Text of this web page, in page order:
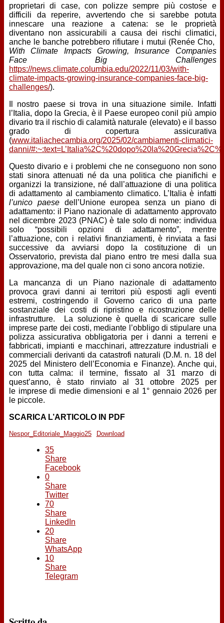
proprietari di case, con polizze sempre più costose e
difficili da reperire, avvertendo che si sarebbe potuta
innescare una reazione a catena: se le proprietà
diventano non assicurabili a causa dei rischi climatici,
anche le banche potrebbero rifiutare i mutui (Renée Cho,
With Climate Impacts Growing, Insurance Companies
Face Big Challenges
https://news.climate.columbia.edu/2022/11/03/with-
climate-impacts-growing-insurance-companies-face-big-
challenges/).
Il nostro paese si trova in una situazione simile. Infatti
l’Italia, dopo la Grecia, è il Paese europeo conil più ampio
divario tra il rischio di calamità naturale (elevato) e il basso
grado di copertura assicurativa
(www.italiachecambia.org/2025/02/cambiamenti-climatici-
danni/
Questo divario e i problemi che ne conseguono non sono
stati sinora attenuati né da una politica che pianifichi e
organizzi la transizione, né dall’attuazione di una politica
di adattamento al cambiamento climatico. L’Italia è infatti
l’unico paesedell’Unione europea senza un piano di
adattamento: il Piano nazionale di adattamento approvato
nel dicembre 2023 (PNAC) è tale solo di nome: individua
solo “possibili opzioni di adattamento”, mentre
l’attuazione, con i relativi finanziamenti, è rinviata a fasi
successive da avviarsi dopo la costituzione di un
Osservatorio, prevista dal piano entro tre mesi dalla sua
approvazione, ma del quale non ci sono ancora notizie.
La mancanza di un Piano nazionale di adattamento
provoca gravi danni ai territori più esposti agli eventi
estremi, costringendo il Governo carico di una parte
sostanziale dei costi di ripristino e ricostruzione delle
infrastrutture. La soluzione è quella di scaricare sulle
imprese parte dei costi, mediante l’obbligo di stipulare una
polizza assicurativa obbligatoria per i danni a terreni e
fabbricati, impianti e macchinari, attrezzature industriali e
commerciali derivanti da catastrofi naturali (D.M. n. 18 del
2025 del Ministero dell’Economia e Finanze). Anche qui,
con tutta calma: il termine, fissato al 31 marzo di
quest’anno, è stato rinviato al 31 ottobre 2025 per
le imprese di medie dimensioni e al 1° gennaio 2026 per
le piccole.
SCARICA L’ARTICOLO IN PDF
Nespor_Editoriale_Maggio25 Download
35
Share
Facebook
0
Share
Twitter
70
Share
LinkedIn
20
Share
WhatsApp
10
Share
Telegram